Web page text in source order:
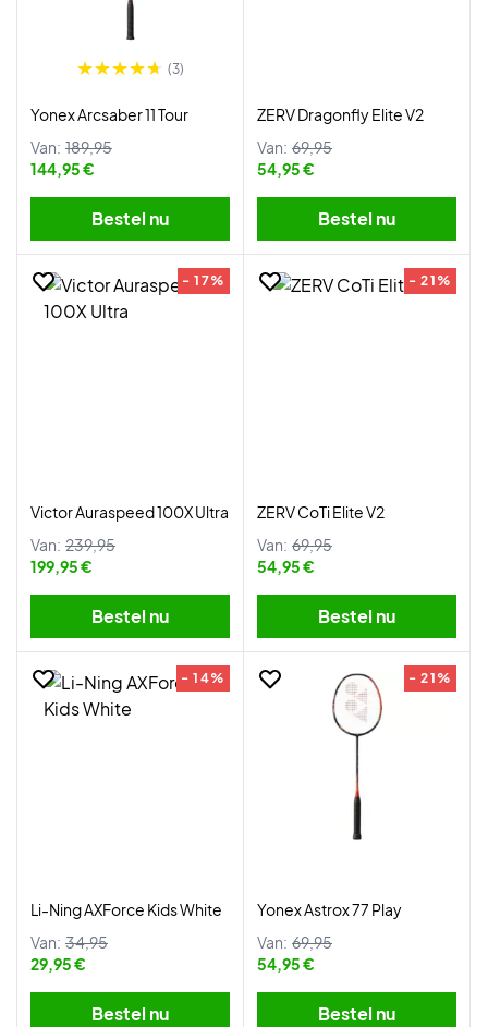
(3)
Yonex Arcsaber 11 Tour
Van: 189,95
144,95 €
Bestel nu
ZERV Dragonfly Elite V2
Van: 69,95
54,95 €
Bestel nu
- 17%
Victor Auraspeed 100X Ultra
Van: 239,95
199,95 €
Bestel nu
- 21%
ZERV CoTi Elite V2
Van: 69,95
54,95 €
Bestel nu
- 14%
Li-Ning AXForce Kids White
Van: 34,95
29,95 €
Bestel nu
- 21%
Yonex Astrox 77 Play
Van: 69,95
54,95 €
Bestel nu